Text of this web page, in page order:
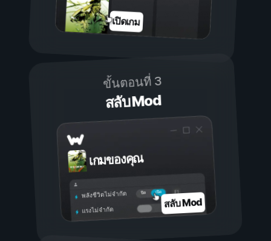
เปิดเกม
ขั้นตอนที่ 3
สลับ Mod
เกมของคุณ
เปิด
ปิด
พลังชีวิตไม่จำกัด
แรงไม่จำกัด สลับ Mod